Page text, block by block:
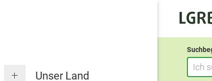
Unser Land